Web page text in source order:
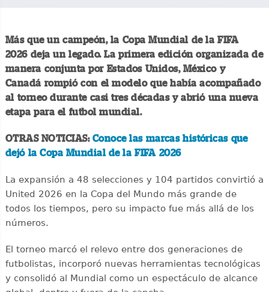
Más que un campeón, la Copa Mundial de la FIFA
2026 deja un legado. La primera edición organizada de
manera conjunta por Estados Unidos, México y
Canadá rompió con el modelo que había acompañado
al torneo durante casi tres décadas y abrió una nueva
etapa para el futbol mundial.
OTRAS NOTICIAS: Conoce las marcas históricas que
dejó la Copa Mundial de la FIFA 2026
La expansión a 48 selecciones y 104 partidos convirtió a
United 2026 en la Copa del Mundo más grande de
todos los tiempos, pero su impacto fue más allá de los
números.
El torneo marcó el relevo entre dos generaciones de
futbolistas, incorporó nuevas herramientas tecnológicas
y consolidó al Mundial como un espectáculo de alcance